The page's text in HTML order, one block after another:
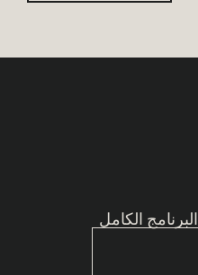
البرنامج الكامل